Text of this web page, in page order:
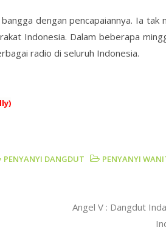
dengan pencapaiannya. Ia tak
Indonesia. Dalam beberapa
radio di seluruh Indonesia.
PENYANYI DANGDUT PENYANYI
Angel V : Dangdut